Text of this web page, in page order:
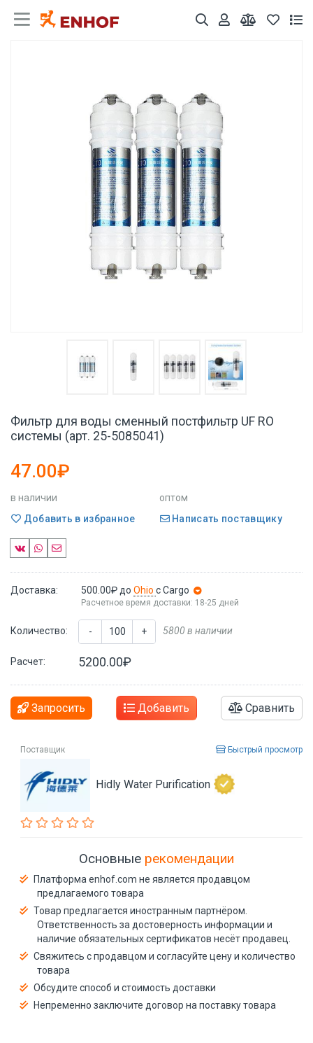
Фильтр для воды сменный постфильтр UF RO
системы (арт. 25-5085041)
47.00₽
в наличии
оптом
Добавить в избранное
Написать поставщику
Доставка: 500.00₽ до Ohio с Cargo
Расчетное время доставки: 18-25 дней
Количество: - + 5800 в наличии
Расчет: 5200.00₽
Запросить Добавить Сравнить
Поставщик Быстрый просмотр
Hidly Water Purification
Основные рекомендации
Платформа enhof.com не является продавцом
предлагаемого товара
Товар предлагается иностранным партнёром.
Ответственность за достоверность информации и
наличие обязательных сертификатов несёт продавец.
Свяжитесь с продавцом и согласуйте цену и количество
товара
Обсудите способ и стоимость доставки
Непременно заключите договор на поставку товара